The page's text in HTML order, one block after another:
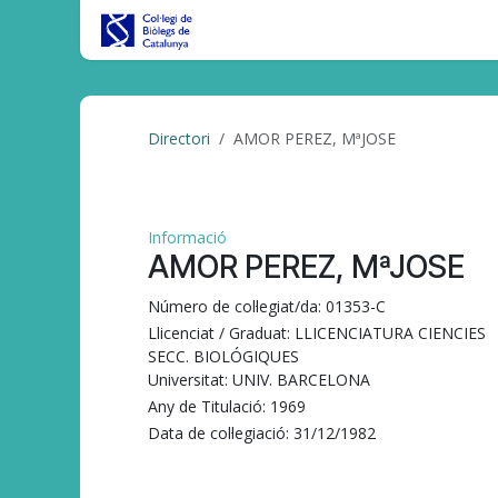
Skip to Content
Directori AMOR PEREZ, MªJOSE
Informació
AMOR PEREZ, MªJOSE
Número de col·legiat/da: 01353-C
Llicenciat / Graduat: LLICENCIATURA CIENCIES
SECC. BIOLÓGIQUES
Universitat: UNIV. BARCELONA
Any de Titulació: 1969
Data de col·legiació: 31/12/1982